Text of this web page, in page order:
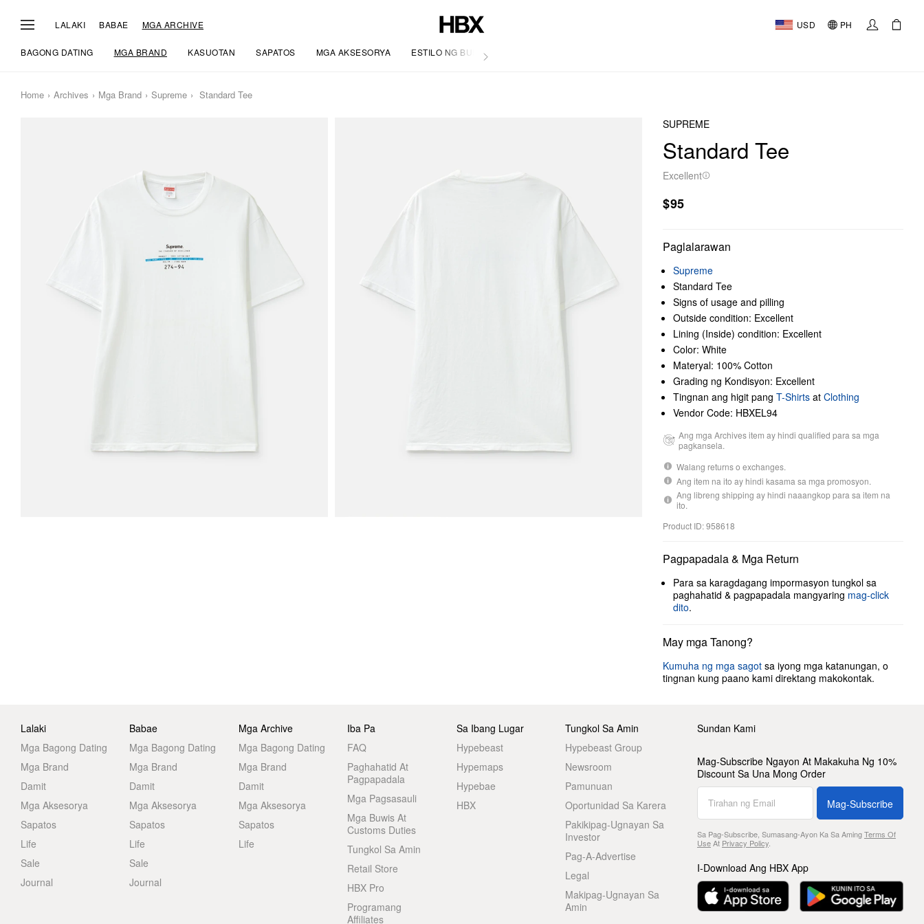
LALAKI BABAE MGA ARCHIVE USD PH
BAGONG DATING MGA BRAND KASUOTAN SAPATOS MGA AKSESORYA ESTILO NG BUHAY
Home Archives Mga Brand Supreme Standard Tee
SUPREME
Standard Tee
Excellent
$95
Paglalarawan
Supreme
Standard Tee
Signs of usage and pilling
Outside condition: Excellent
Lining (Inside) condition: Excellent
Color: White
Materyal: 100% Cotton
Grading ng Kondisyon: Excellent
Tingnan ang higit pang T-Shirts at Clothing
Vendor Code: HBXEL94
Ang mga Archives item ay hindi qualified para sa mga
pagkansela.
Walang returns o exchanges.
Ang item na ito ay hindi kasama sa mga promosyon.
Ang libreng shipping ay hindi naaangkop para sa item na
ito.
Product ID: 958618
Pagpapadala & Mga Return
Para sa karagdagang impormasyon tungkol sa
paghahatid & pagpapadala mangyaring mag-click
dito.
May mga Tanong?
Kumuha ng mga sagot sa iyong mga katanungan, o
tingnan kung paano kami direktang makokontak.
Lalaki
Mga Bagong Dating
Mga Brand
Damit
Mga Aksesorya
Sapatos
Life
Sale
Journal
Babae
Mga Bagong Dating
Mga Brand
Damit
Mga Aksesorya
Sapatos
Life
Sale
Journal
Mga Archive
Mga Bagong Dating
Mga Brand
Damit
Mga Aksesorya
Sapatos
Life
Iba Pa
FAQ
Paghahatid At
Pagpapadala
Mga Pagsasauli
Mga Buwis At
Customs Duties
Tungkol Sa Amin
Retail Store
HBX Pro
Programang
Affiliates
Sa Ibang Lugar
Hypebeast
Hypemaps
Hypebae
HBX
Tungkol Sa Amin
Hypebeast Group
Newsroom
Pamunuan
Oportunidad Sa Karera
Pakikipag-Ugnayan Sa
Investor
Pag-A-Advertise
Legal
Makipag-Ugnayan Sa
Amin
Sundan Kami
Mag-Subscribe Ngayon At Makakuha Ng 10%
Discount Sa Una Mong Order
Mag-Subscribe
Sa Pag-Subscribe, Sumasang-Ayon Ka Sa AmingTerms Of
UseAt Privacy Policy.
I-Download Ang HBX App